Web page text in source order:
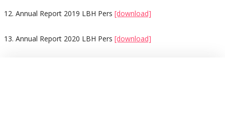
12. Annual Report 2019 LBH Pers [download]
13. Annual Report 2020 LBH Pers [download]